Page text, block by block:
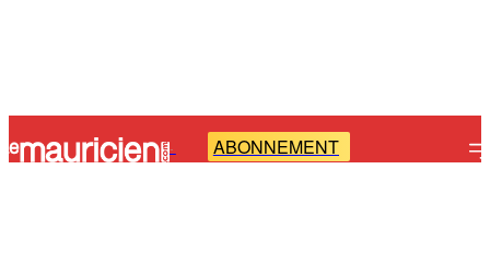
- ABONNEMENT